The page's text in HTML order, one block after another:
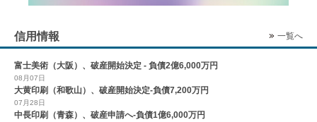
信用情報 一覧へ
富士美術（大阪）、破産開始決定 - 負債2億6,000万円
08月07日
大黄印刷（和歌山）、破産開始決定-負債7,200万円
07月28日
中長印刷（青森）、破産申請へ-負債1億6,000万円